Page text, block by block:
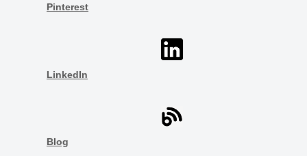
Pinterest
LinkedIn
Blog